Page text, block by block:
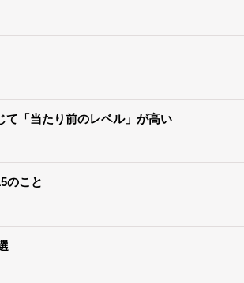
て「当たり前のレベル」が高い
のこと